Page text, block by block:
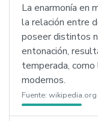
La enarmonía en
la relación entre
poseer distintos
entonación,
temperada,
modernos.
Fuente: wikipedia.org